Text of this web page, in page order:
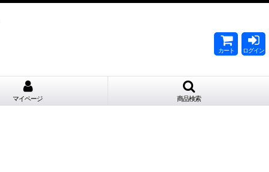
カート ログイン
マイページ 商品検索